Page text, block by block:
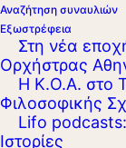
Αναζήτηση συναυλιών
Εξωστρέφεια
Στη νέα
Ορχήστρας
Η Κ.Ο.Α. στο
Φιλοσοφικής
Lifo
Ιστορίες